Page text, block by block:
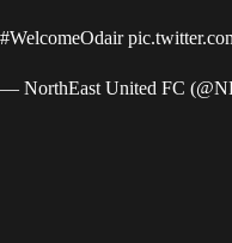
#WelcomeOdair
— NorthEast United FC